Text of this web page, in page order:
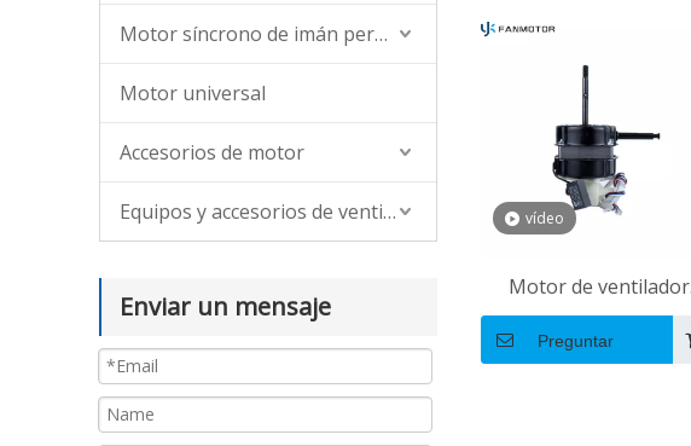
Motor síncrono de imán permanente
Motor universal
Accesorios de motor
Equipos y accesorios de ventilación
Enviar un mensaje
vídeo
Motor de ventilador
eléctrico estándar
Preguntar